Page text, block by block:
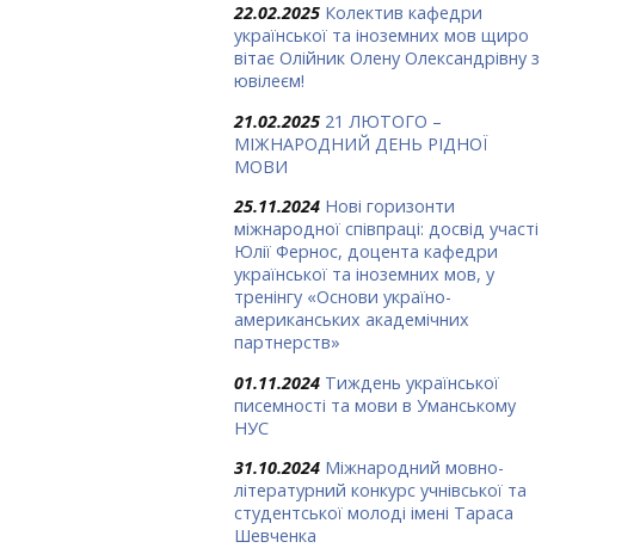
22.02.2025 Колектив кафедри
української та іноземних мов щиро
вітає Олійник Олену Олександрівну з
ювілеєм!
21.02.2025 21 ЛЮТОГО –
МІЖНАРОДНИЙ ДЕНЬ РІДНОЇ
МОВИ
25.11.2024 Нові горизонти
міжнародної співпраці: досвід участі
Юлії Фернос, доцента кафедри
української та іноземних мов, у
тренінгу «Основи україно-
американських академічних
партнерств»
01.11.2024 Тиждень української
писемності та мови в Уманському
НУС
31.10.2024 Міжнародний мовно-
літературний конкурс учнівської та
студентської молоді імені Тараса
Шевченка